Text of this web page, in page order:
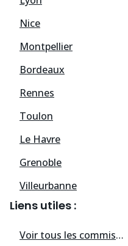
Nice
Montpellier
Bordeaux
Rennes
Toulon
Le Havre
Grenoble
Villeurbanne
Liens utiles :
Voir tous les commissaires de justice